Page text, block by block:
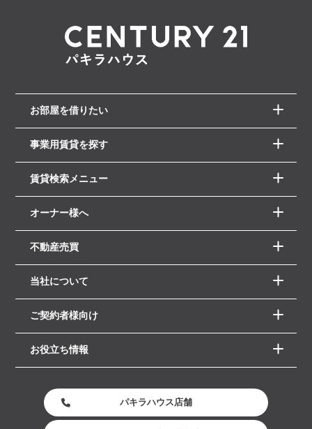
お部屋を借りたい
事業用賃貸を探す
賃貸検索メニュー
オーナー様へ
不動産売買
当社について
ご契約者様向け
お役立ち情報
パキラハウス店舗